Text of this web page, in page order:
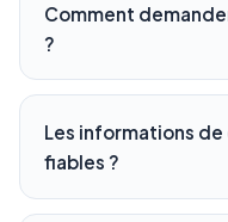
Comment
?
Les informations
fiables ?